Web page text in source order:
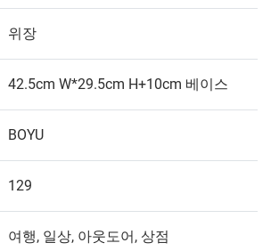
위장
42.5cm W*29.5cm H+10cm 베이스
BOYU
129
여행, 일상, 아웃도어, 상점